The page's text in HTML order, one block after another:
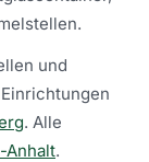
und
. Alle
Anhalt.